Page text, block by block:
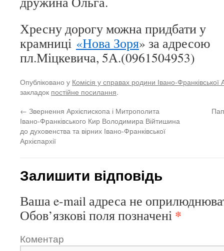
Хресну дорогу можна придбати у
крамниці «Нова Зоря» за адресою
пл.Міцкевича, 5А.(0961504953)
Опубліковано у Комісія у справах родини Івано-Франківської
закладок постійне посилання.
← Звернення Архієпископа і Митрополита
Івано-Франківського Кир Володимира Війтишина
до духовенства та вірних Івано-Франківської
Архієпархії
Залишити відповідь
Ваша e-mail адреса не
Обов’язкові поля позначені *
Коментар